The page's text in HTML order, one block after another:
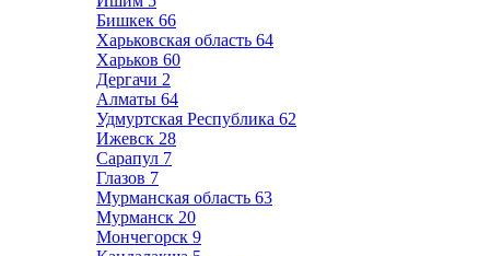
Бишкек 66
Харьковская область 64
Харьков 60
Дергачи 2
Алматы 64
Удмуртская Республика 62
Ижевск 28
Сарапул 7
Глазов 7
Мурманская область 63
Мурманск 20
Мончегорск 9